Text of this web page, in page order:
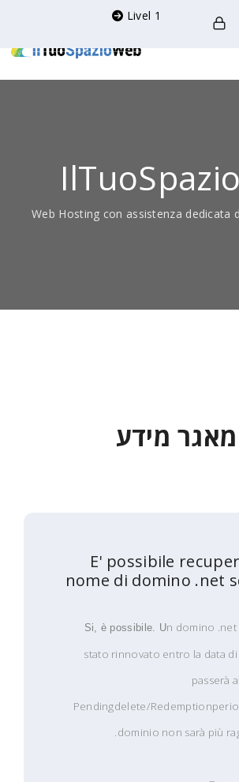
Livel 1
Web Hosting con assistenza dedicata
מאגר מידע
E' possibile
nome di domino .net
Si, è possibile. Un domino
stato rinnovato entro la data di
passerà
Pendingdelete/
dominio non sarà più